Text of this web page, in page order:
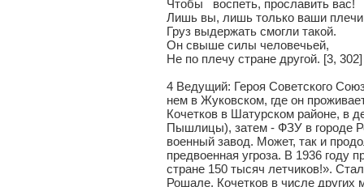
Чтобы воспеть, прославить вас!
Лишь вы, лишь только ваши плечи
Груз выдержать смогли такой.
Он свыше силы человечьей,
Не по плечу стране другой. [3, 302]
4 Ведущий: Героя Советского
нем в Жуковском, где он
Кочетков в Шатурском районе, в
Пышлицы), затем - ФЗУ в городе
военный завод. Может, так и
предвоенная угроза. В 1936
стране 150 тысяч летчиков!».
Рошале. Кочетков в числе